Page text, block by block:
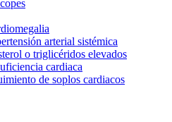
arterial sistémica
o triglicéridos elevados
cardiaca
de soplos cardiacos